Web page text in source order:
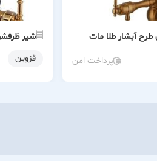
آبشار طلا مات
پرداخت امن
شیر
قزوین